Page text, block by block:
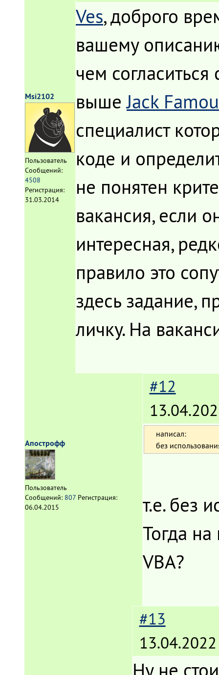
Msi2102
Пользователь
Сообщений:
4508
Регистрация:
31.03.2014
Ves, доброго
вашему
чем
вышеJack
специалист
коде и
не понятен
вакансия, если
интересная,
правило это
здесь задание,
личку. На
Апострофф
Пользователь
Сообщений: 807 Регистрация:
06.04.2015
#12
написал:
без
т.е. без
Тогда
VBA?
#13
Ну не